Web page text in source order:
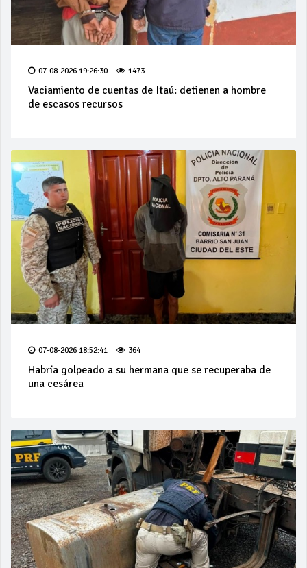
07-08-2026 19:26:30 1473
Vaciamiento de cuentas de Itaú: detienen a hombre
de escasos recursos
07-08-2026 18:52:41 364
Habría golpeado a su hermana que se recuperaba de
una cesárea